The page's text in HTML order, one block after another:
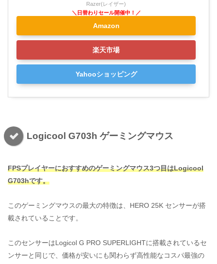
Razer(レイザー)
Amazon
楽天市場
Yahooショッピング
Logicool G703h ゲーミングマウス
FPSプレイヤーにおすすめのゲーミングマウス3つ目はLogicool
G703hです。
このゲーミングマウスの最大の特徴は、HERO 25K センサーが搭
載されていることです。
このセンサーはLogicol G PRO SUPERLIGHTに搭載されているセ
ンサーと同じで、価格が安いにも関わらず高性能なコスパ最強の